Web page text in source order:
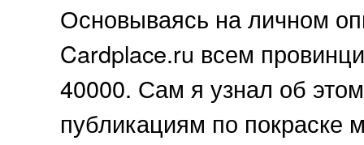
Основываясь на личном
Cardplace.ru всем
40000. Сам я узнал об
публикациям по покраске